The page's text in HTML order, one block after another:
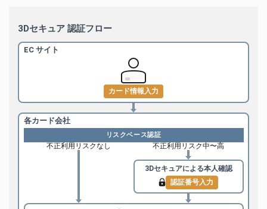
3Dセキュア 認証フロー
EC サイト
カード情報入力
各カード会社
リスクベース認証
不正利用リスクなし 不正利用リスク中〜高
3Dセキュアによる本人確認
認証番号入力